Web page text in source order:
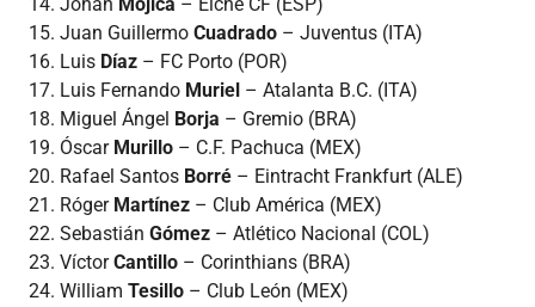
Johan Mojica – Elche CF (ESP)
Juan Guillermo Cuadrado – Juventus (ITA)
Luis Díaz – FC Porto (POR)
Luis Fernando Muriel – Atalanta B.C. (ITA)
Miguel Ángel Borja – Gremio (BRA)
Óscar Murillo – C.F. Pachuca (MEX)
Rafael Santos Borré – Eintracht Frankfurt (ALE)
Róger Martínez – Club América (MEX)
Sebastián Gómez – Atlético Nacional (COL)
VíctorCantillo – Corinthians (BRA)
William Tesillo – Club León (MEX)